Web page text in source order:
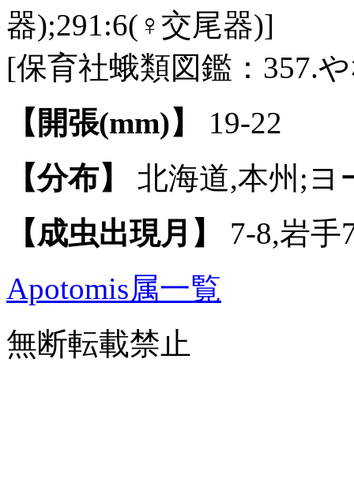
器);291:6(♀交尾器)]
[保育社蛾類図鑑：357.
【開張(mm)】
19-22
【分布】
北海道,本州;ヨ
【成虫出現月】
7-8,岩手
Apotomis属一覧
無断転載禁止